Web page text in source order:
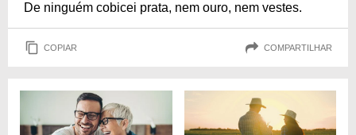
De ninguém cobicei prata, nem ouro, nem vestes.
COPIAR COMPARTILHAR